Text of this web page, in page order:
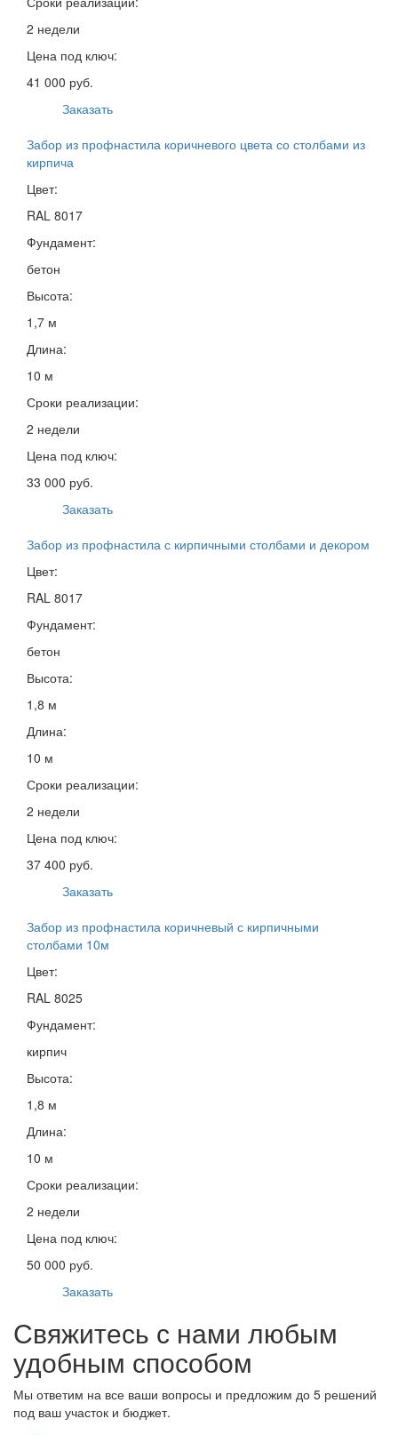
2 недели
Цена под ключ:
41 000 руб.
Заказать
Забор из профнастила коричневого цвета со столбами из
кирпича
Цвет:
RAL 8017
Фундамент:
бетон
Высота:
1,7 м
Длина:
10 м
Сроки реализации:
2 недели
Цена под ключ:
33 000 руб.
Заказать
Забор из профнастила с кирпичными столбами и декором
Цвет:
RAL 8017
Фундамент:
бетон
Высота:
1,8 м
Длина:
10 м
Сроки реализации:
2 недели
Цена под ключ:
37 400 руб.
Заказать
Забор из профнастила коричневый с кирпичными
столбами 10м
Цвет:
RAL 8025
Фундамент:
кирпич
Высота:
1,8 м
Длина:
10 м
Сроки реализации:
2 недели
Цена под ключ:
50 000 руб.
Заказать
Свяжитесь с нами любым
удобным способом
Мы ответим на все ваши вопросы и предложим до 5 решений
под ваш участок и бюджет.